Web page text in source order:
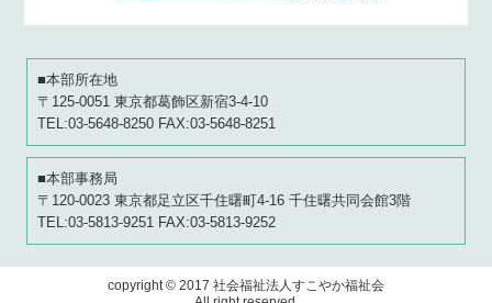
■本部所在地
〒125-0051 東京都葛飾区新宿3-4-10
TEL:03-5648-8250 FAX:03-5648-8251
■本部事務局
〒120-0023 東京都足立区千住曙町4-16 千住曙共同会館3階
TEL:03-5813-9251 FAX:03-5813-9252
copyright © 2017 社会福祉法人すこやか福祉会